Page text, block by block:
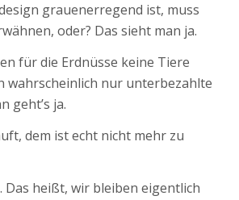
grauenerregend ist, muss
oder? Das sieht man ja.
für die Erdnüsse keine Tiere
wahrscheinlich nur unterbezahlte
geht’s ja.
dem ist echt nicht mehr zu
Das heißt, wir bleiben eigentlich